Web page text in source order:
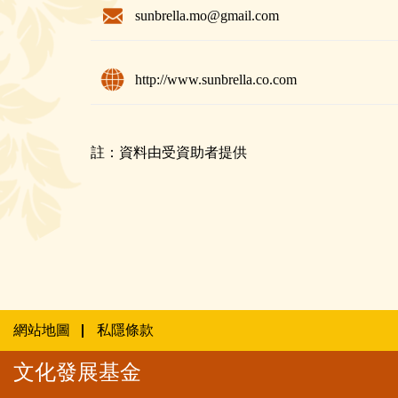
sunbrella.mo@gmail.com
http://www.sunbrella.co.com
註：資料由受資助者提供
網站地圖 私隱條款
文化發展基金